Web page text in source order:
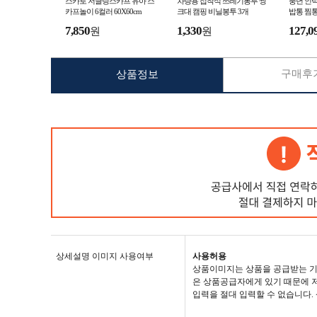
카프놀이 6컬러 60X60cm
7,850원
크대 캠핑 비닐봉투 3개
1,330원
밥통 찜
상세설명 이미지 사용여부
사용허용
상품이미지는 상품을 공급받는
은 상품공급자에게 있기 때문에
입력을 절대 입력할 수 없습니다
상품정보 구매후